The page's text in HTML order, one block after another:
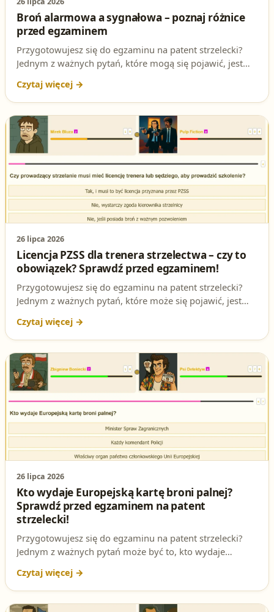
Broń alarmowa a sygnałowa – poznaj różnice
przed egzaminem
Przygotowujesz się do egzaminu na patent strzelecki?
Jednym z ważnych pytań, które mogą się pojawić, jest
artykule dokładnie wyjaśniamy, co mówi ustawa i jak
odpowiedzieć na to pytanie, aby zdobyć cenne punkty na
teście.
26 lipca 2026
Licencja PZSS dla trenera strzelectwa – czy to
obowiązek? Sprawdź przed egzaminem!
Przygotowujesz się do egzaminu na patent strzelecki?
Jednym z ważnych pytań, które może się pojawić, jest
mieć licencję trenera lub sędziego PZSS? Rozwiązujemy
to zagadnienie i podpowiadamy, jak przygotować się do
testów!
26 lipca 2026
Kto wydaje Europejską kartę broni palnej?
Sprawdź przed egzaminem na patent
strzelecki!
Przygotowujesz się do egzaminu na patent strzelecki?
Jednym z ważnych pytań może być to, kto wydaje
rozbieramy je na czynniki pierwsze, podpowiadamy, jak
zapamiętać odpowiedź i zachęcamy do rozwiązywania
testów online. Nie daj się zaskoczyć na egzaminie!